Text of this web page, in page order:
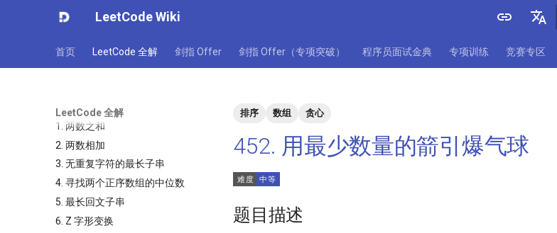
LeetCode Wiki
English
首页 LeetCode 全解 剑指 Offer 剑指 Offer（专项突破） 程序员面试金典 专项训练 竞赛专区
LeetCode 全解
1. 两数之和
2. 两数相加
3. 无重复字符的最长子串
4. 寻找两个正序数组的中位数
5. 最长回文子串
6. Z 字形变换
排序 数组 贪心
452. 用最少数量的箭引爆气球
题目描述